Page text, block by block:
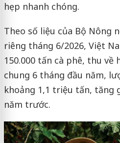
hẹp nhanh chóng.
Theo số liệu của Bộ Nông
riêng tháng 6/2026, Việt
150.000 tấn cà phê, thu về
chung 6 tháng đầu năm,
khoảng 1,1 triệu tấn, tăng
năm trước.